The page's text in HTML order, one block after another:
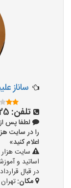
ساناز
تلفن:
لطفا پس
اعلام کنید»
سایت
اساتید و
در قبال
مکان: